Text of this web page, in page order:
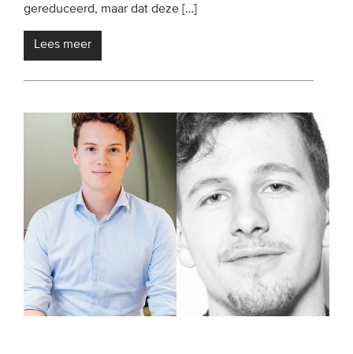
gereduceerd, maar dat deze […]
Lees meer